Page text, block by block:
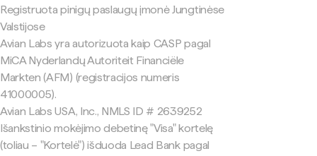
Registruota pinigų paslaugų įmonė Jungtinėse
Valstijose
Avian Labs yra autorizuota kaip CASP pagal
MiCA Nyderlandų Autoriteit Financiële
Markten (AFM) (registracijos numeris
41000005).
Avian Labs USA, Inc., NMLS ID # 2639252
Išankstinio mokėjimo debetinę "Visa" kortelę
(toliau – "Kortelė") išduoda Lead Bank pagal